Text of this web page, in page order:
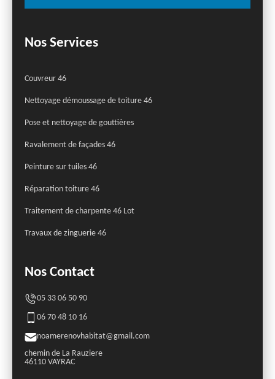
Nos Services
Couvreur 46
Nettoyage démoussage de toiture 46
Pose et nettoyage de gouttières
Ravalement de façades 46
Peinture sur tuiles 46
Réparation toiture 46
Traitement de charpente 46 Lot
Travaux de zinguerie 46
Nos Contact
05 33 06 50 90
06 70 48 10 16
noamerenovhabitat@gmail.com
chemin de La Rauziere
46110 VAYRAC